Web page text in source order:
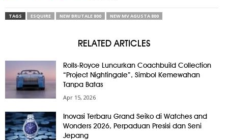
TAGS ESQUIRE NEW BRUTALE 800 NEW MV AGUSTA 800
RELATED ARTICLES
Rolls-Royce Luncurkan Coachbuild Collection
“Project Nightingale”, Simbol Kemewahan
Tanpa Batas
Apr 15, 2026
Inovasi Terbaru Grand Seiko di Watches and
Wonders 2026, Perpaduan Presisi dan Seni
Jepang